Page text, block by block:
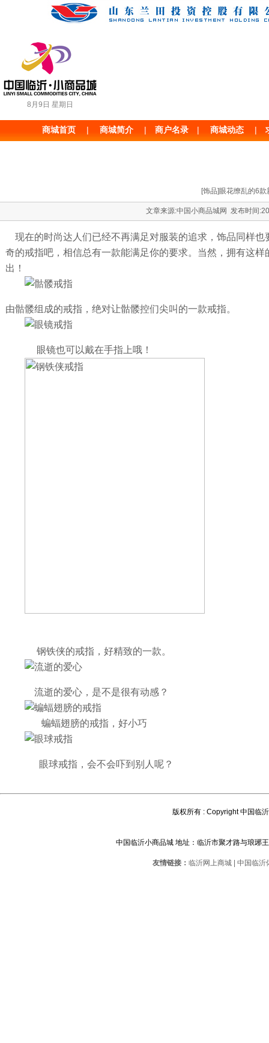
8月9日 星期日
商城首页 | 商城简介 | 商户名录 | 商城动态 |
[饰品]眼花缭乱的6
文章来源:中国小商品城网 发布时间
现在的时尚达人们已经不再满足对服装的追求，饰品同样
奇的戒指吧，相信总有一款能满足你的要求。当然，拥有这
出！
由骷髅组成的戒指，绝对让骷髅控们尖叫的一款戒指。
眼镜也可以戴在手指上哦！
钢铁侠的戒指，好精致的一款。
流逝的爱心，是不是很有动感？
蝙蝠翅膀的戒指，好小巧
眼球戒指，会不会吓到别人呢？
版权所有 : Copyright 中国临
中国临沂小商品城 地址：临沂市聚才路与琅琊
友情链接：临沂网上商城 |中国临沂